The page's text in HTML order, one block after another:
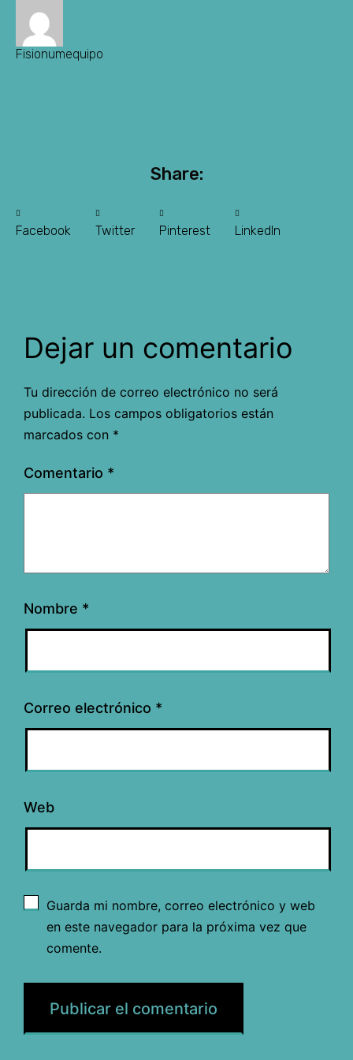
Fisionumequipo
Share:
Facebook Twitter Pinterest LinkedIn
Dejar un comentario
Tu dirección de correo electrónico no será
publicada. Los campos obligatorios están
marcados con *
Comentario *
Nombre *
Correo electrónico *
Web
Guarda mi nombre, correo electrónico y web
en este navegador para la próxima vez que
comente.